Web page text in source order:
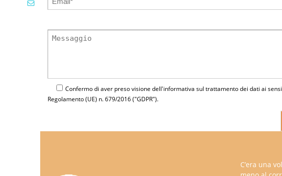
Confermo di aver preso visione dell'informativa sul trattamento dei dati ai sensi
Regolamento (UE) n. 679/2016 ("GDPR").
C’era una